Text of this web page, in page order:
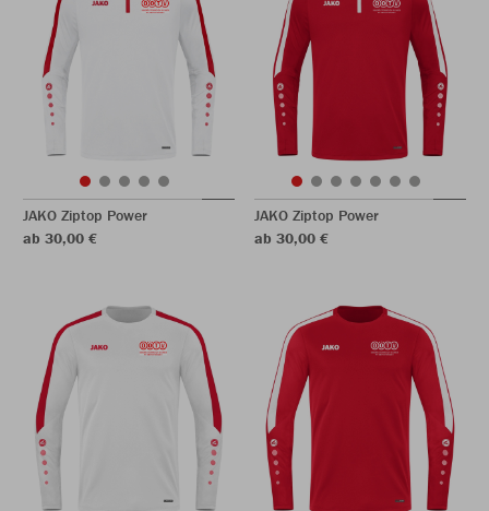
JAKO Ziptop Power
ab 30,00 €
JAKO Ziptop Power
ab 30,00 €